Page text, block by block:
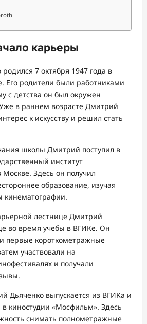
карьеры
7 октября 1947 года в
Его родители были работниками
с детства он был окружен
в раннем возрасте Дмитрий
к искусству и решил стать
школы Дмитрий поступил в
институт
Здесь он получил
образование, изучая
кинематографии.
лестнице Дмитрий
во время учебы в ВГИКе. Он
первые короткометражные
участвовали на
и получали
Дьяченко выпускается из ВГИКа и
в киностудии «Мосфильм». Здесь
снимать полнометражные